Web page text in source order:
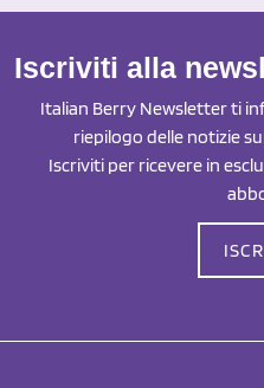
Iscriviti alla
Italian Berry Newsletter ti
riepilogo delle notizie
Iscriviti per ricevere in